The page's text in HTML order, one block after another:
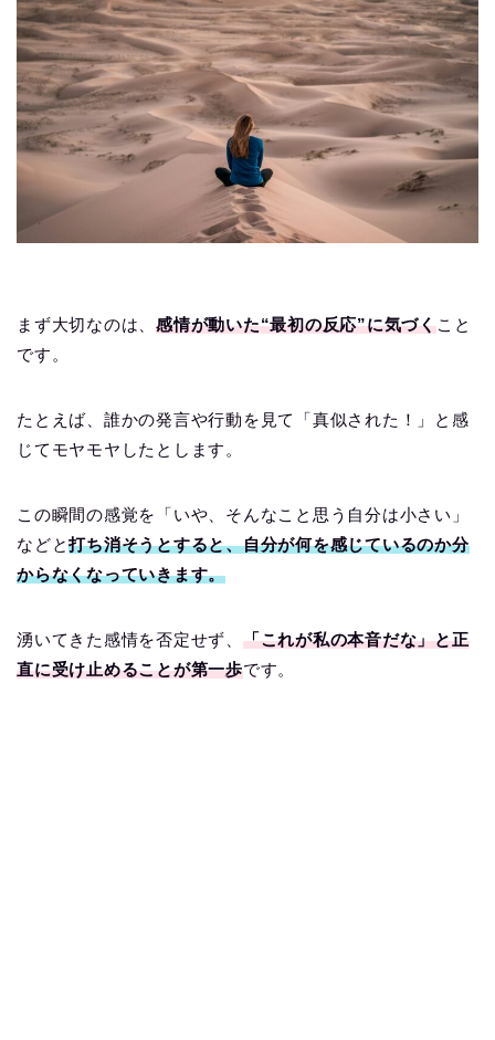
まず大切なのは、感情が動いた“最初の反応”に気づくこと
です。
たとえば、誰かの発言や行動を見て「真似された！」と感
じてモヤモヤしたとします。
この瞬間の感覚を「いや、そんなこと思う自分は小さい」
などと打ち消そうとすると、自分が何を感じているのか分
からなくなっていきます。
湧いてきた感情を否定せず、 「これが私の本音だな」と正
直に受け止めることが第一歩です。